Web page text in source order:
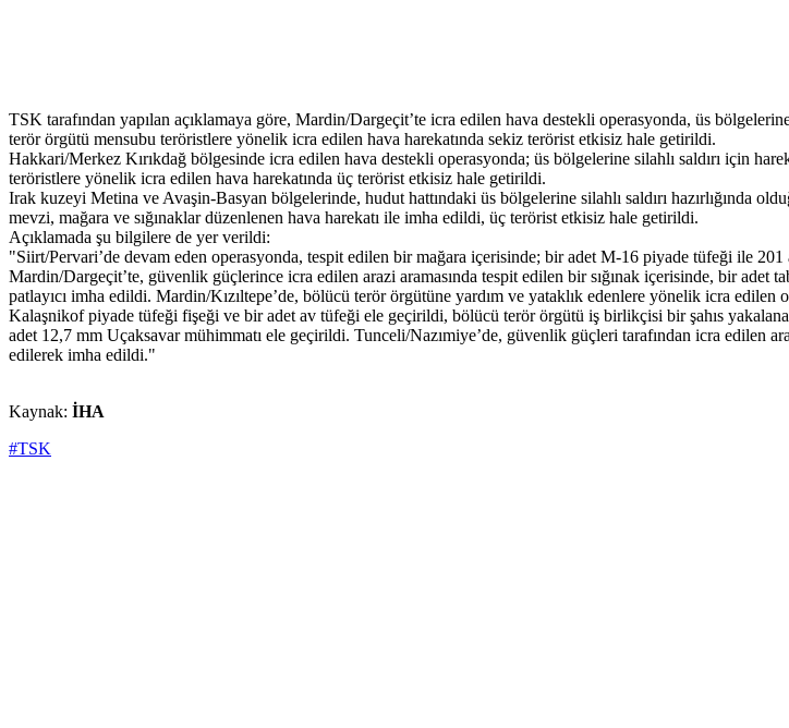
TSK tarafından yapılan açıklamaya göre, Mardin/Dargeçit’te icra edilen hava destekli operasyonda, üs
terör örgütü mensubu teröristlere yönelik icra edilen hava harekatında sekiz terörist etkisiz hale getirildi.
Hakkari/Merkez Kırıkdağ bölgesinde icra edilen hava destekli operasyonda; üs bölgelerine silahlı saldırı için
teröristlere yönelik icra edilen hava harekatında üç terörist etkisiz hale getirildi.
Irak kuzeyi Metina ve Avaşin-Basyan bölgelerinde, hudut hattındaki üs bölgelerine silahlı saldırı hazırlığında
mevzi, mağara ve sığınaklar düzenlenen hava harekatı ile imha edildi, üç terörist etkisiz hale getirildi.
Açıklamada şu bilgilere de yer verildi:
"Siirt/Pervari’de devam eden operasyonda, tespit edilen bir mağara içerisinde; bir adet M-16 piyade tüfeği ile
Mardin/Dargeçit’te, güvenlik güçlerince icra edilen arazi aramasında tespit edilen bir sığınak içerisinde, bir
patlayıcı imha edildi. Mardin/Kızıltepe’de, bölücü terör örgütüne yardım ve yataklık edenlere yönelik icra
Kalaşnikof piyade tüfeği fişeği ve bir adet av tüfeği ele geçirildi, bölücü terör örgütü iş birlikçisi bir şahıs
adet 12,7 mm Uçaksavar mühimmatı ele geçirildi. Tunceli/Nazımiye’de, güvenlik güçleri tarafından icra edilen
edilerek imha edildi."
Kaynak: İHA
#TSK